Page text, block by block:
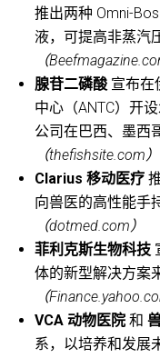
推出两种 Omni-
液，可提高非蒸汽
（
腺苷二磷酸 宣布在
中心（ANTC）开
公司在巴西、墨西
（thefishsite.com）
Clarius 移动医疗
向兽医的高性能手
（dotmed.com）
菲利克斯生物科技
体的新型解决方案
（
VCA 动物医院和
系，以培养和发展